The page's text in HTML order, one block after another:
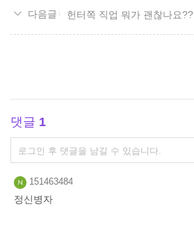
헌터쪽 직업 뭐가 괜찮나요??
댓글 1
댓
글
쓰
기
151463484
정신병자